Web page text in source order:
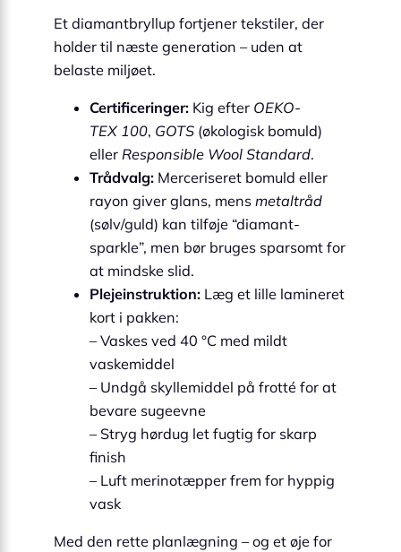
Et diamantbryllup fortjener tekstiler, der
holder til næste generation – uden at
belaste miljøet.
Certificeringer: Kig efter OEKO-
TEX 100, GOTS (økologisk bomuld)
eller Responsible Wool Standard.
Trådvalg: Merceriseret bomuld eller
rayon giver glans, mens metaltråd
(sølv/guld) kan tilføje “diamant-
sparkle”, men bør bruges sparsomt for
at mindske slid.
Plejeinstruktion: Læg et lille lamineret
kort i pakken:
– Vaskes ved 40 °C med mildt
vaskemiddel
– Undgå skyllemiddel på frotté for at
bevare sugeevne
– Stryg hørdug let fugtig for skarp
finish
– Luft merinotæpper frem for hyppig
vask
Med den rette planlægning – og et øje for